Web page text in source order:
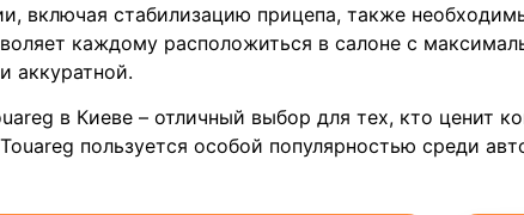
включая стабилизацию прицепа, также
каждому расположиться в салоне с
аккуратной.
в Киеве – отличный выбор для тех, кто ценит
пользуется особой популярностью среди